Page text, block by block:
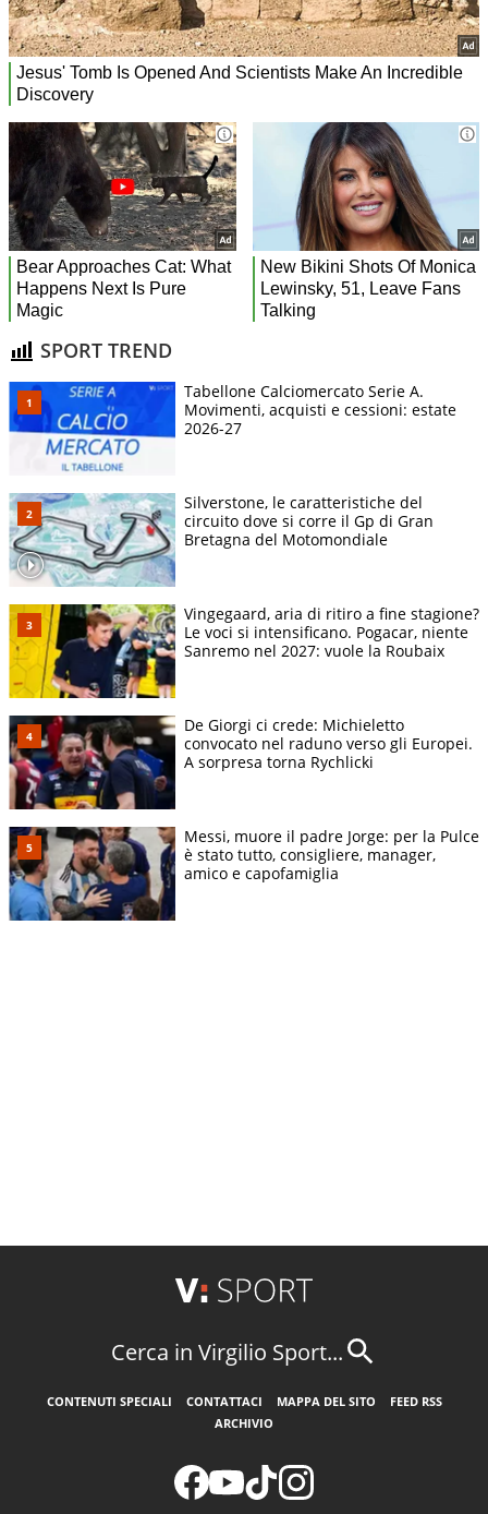
SPORT TREND
Tabellone Calciomercato Serie A.
Movimenti, acquisti e cessioni: estate
2026-27
Silverstone, le caratteristiche del
circuito dove si corre il Gp di Gran
Bretagna del Motomondiale
Vingegaard, aria di ritiro a fine stagione?
Le voci si intensificano. Pogacar, niente
Sanremo nel 2027: vuole la Roubaix
De Giorgi ci crede: Michieletto
convocato nel raduno verso gli Europei.
A sorpresa torna Rychlicki
Messi, muore il padre Jorge: per la Pulce
è stato tutto, consigliere, manager,
amico e capofamiglia
Cerca in Virgilio Sport...
CONTENUTI SPECIALI CONTATTACI MAPPA DEL SITO
FEED RSS
ARCHIVIO